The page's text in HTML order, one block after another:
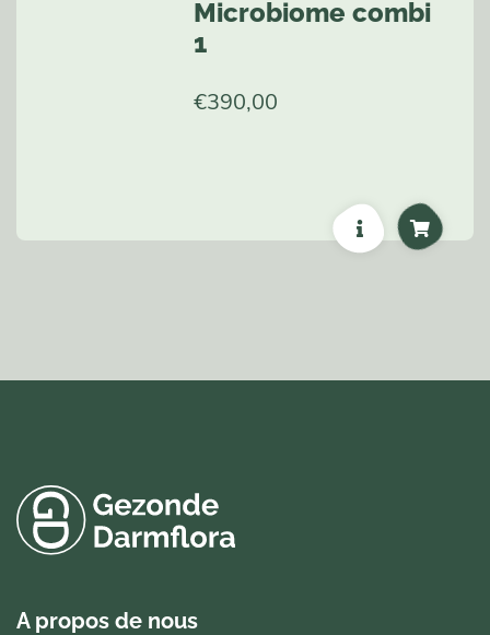
Microbiome combi
1
€390,00
A propos de nous